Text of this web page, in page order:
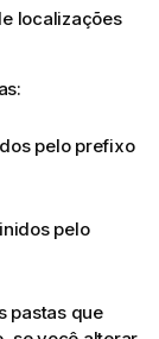
localizações
pelo prefixo
pelo
pastas que